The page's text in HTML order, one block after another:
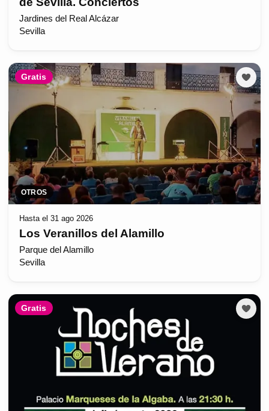
Jardines del Real Alcázar
Sevilla
Gratis
OTROS
Hasta el 31 ago 2026
Los Veranillos del Alamillo
Parque del Alamillo
Sevilla
Gratis